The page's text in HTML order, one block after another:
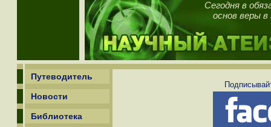
Сегодня в
основ веры в
Путеводитель
Новости
Библиотека